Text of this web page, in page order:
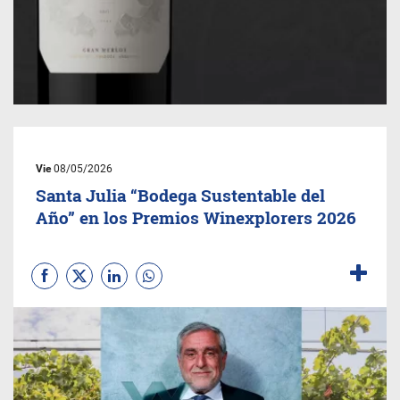
Vie08/05/2026
Santa Julia “Bodega Sustentable del
Año” en los Premios Winexplorers 2026